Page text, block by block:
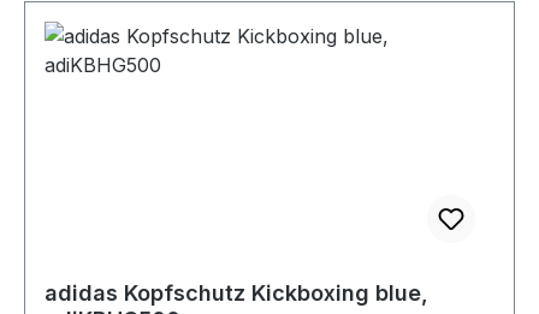
adidas Kopfschutz Kickboxing blue,